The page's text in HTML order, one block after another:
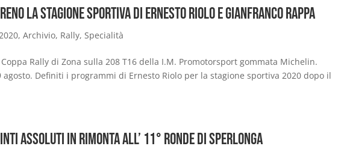
la stagione sportiva di Ernesto Riolo e Gianfranco Rappa
,Archivio, Rally,Specialità
Rally di Zona sulla 208 T16 della I.M. Promotorsport gommata Michelin.
agosto. Definiti i programmi di Ernesto Riolo per la stagione sportiva 2020 dopo il
assoluti in rimonta all’ 11° Ronde di Sperlonga